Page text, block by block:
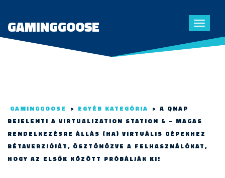
Toggle
GAMINGGOOSE
GAMINGGOOSE > EGYÉB KATEGÓRIA > A QNAP
BEJELENTI A VIRTUALIZATION STATION 4 – MAGAS
RENDELKEZÉSRE ÁLLÁS (HA) VIRTUÁLIS GÉPEKHEZ
BÉTAVERZIÓJÁT, ÖSZTÖNÖZVE A FELHASZNÁLÓKAT,
HOGY AZ ELSŐK KÖZÖTT PRÓBÁLJÁK KI!